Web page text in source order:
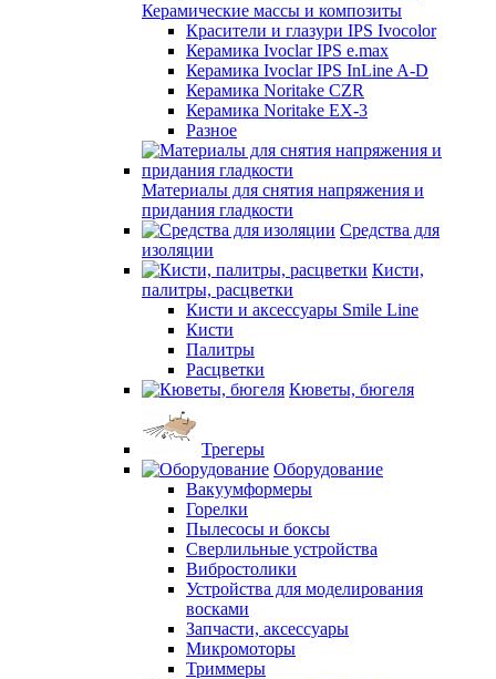
Керамические массы и композиты
Красители и глазури IPS Ivocolor
Керамика Ivoclar IPS e.max
Керамика Ivoclar IPS InLine A-D
Керамика Noritake CZR
Керамика Noritake EX-3
Разное
Материалы для снятия напряжения и
придания гладкости
Средства для
изоляции
Кисти,
палитры, расцветки
Кисти и аксессуары Smile Line
Кисти
Палитры
Расцветки
Кюветы, бюгеля
Трегеры
Оборудование
Вакуумформеры
Горелки
Пылесосы и боксы
Сверлильные устройства
Вибростолики
Устройства для моделирования
восками
Запчасти, аксессуары
Микромоторы
Триммеры